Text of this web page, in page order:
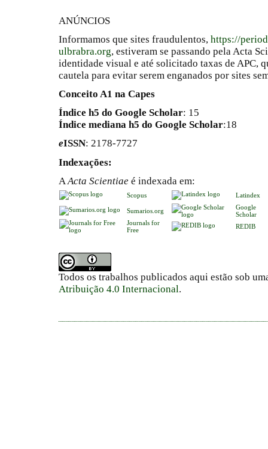
ANÚNCIOS
Informamos que sites fraudulentos, https://
ulbrabra.org, estiveram se passando pela Acta
identidade visual e até solicitado taxas de APC,
cautela para evitar serem enganados por sites
Conceito A1 na Capes
Índice h5 do Google Scholar: 15
Índice mediana h5 do Google Scholar:18
eISSN: 2178-7727
Indexações:
AActa Scientiae é indexada em:
Scopus Latindex
Sumarios.org
Google
Scholar
Journals for
Free
REDIB
Todos os trabalhos publicados aqui estão sob
Atribuição 4.0 Internacional.